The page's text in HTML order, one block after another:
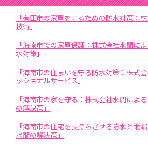
「有田市の家屋を守るための防水対策：
技術」
「海南市での家屋保護：株式会社水間に
水対策」
「海南市の住まいを守る防水対策：株式
ッショナルサービス」
「海南市の家を守る：株式会社水間によ
の解決策」
「海南市の住宅を長持ちさせる防水と雨
水間の解決策」